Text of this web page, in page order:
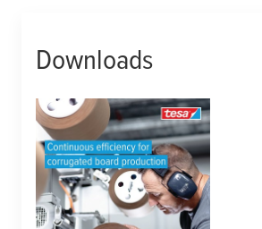
Downloads